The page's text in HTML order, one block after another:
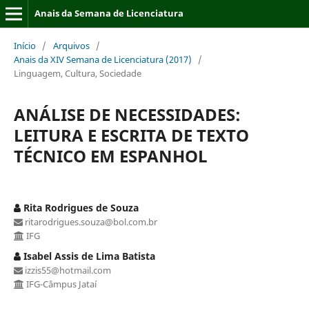
Anais da Semana de Licenciatura
Início / Arquivos /
Anais da XIV Semana de Licenciatura (2017)
/
Linguagem, Cultura, Sociedade
ANÁLISE DE NECESSIDADES:
LEITURA E ESCRITA DE TEXTO
TÉCNICO EM ESPANHOL
Rita Rodrigues de Souza
ritarodrigues.souza@bol.com.br
IFG
Isabel Assis de Lima Batista
izzis55@hotmail.com
IFG-Câmpus Jataí